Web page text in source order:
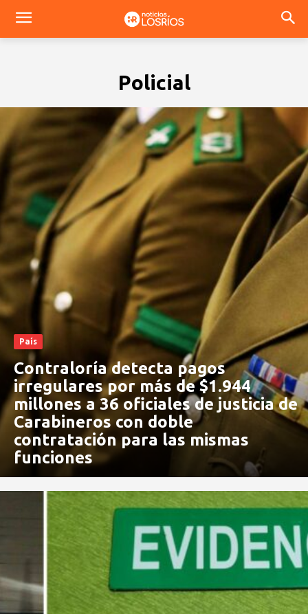
Policial
País
Contraloría detecta pagos
irregulares por más de $1.944
millones a 36 oficiales de justicia de
Carabineros con doble
contratación para las mismas
funciones